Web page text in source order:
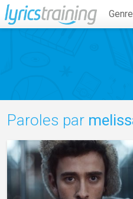
Paroles par